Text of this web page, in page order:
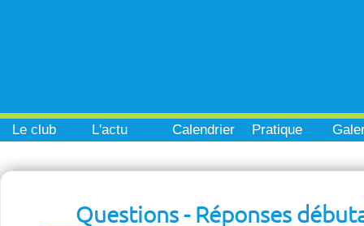
Le club L'actu Calendrier Pratique
Questions - Réponses